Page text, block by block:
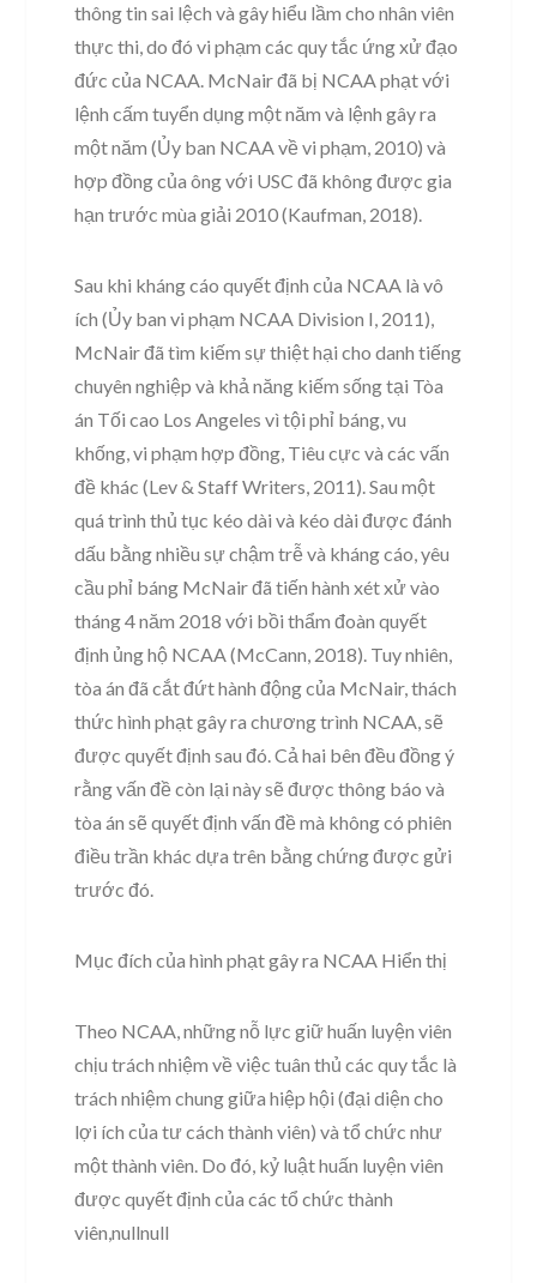
thông tin sai lệch và gây hiểu lầm cho nhân viên
thực thi, do đó vi phạm các quy tắc ứng xử đạo
đức của NCAA. McNair đã bị NCAA phạt với
lệnh cấm tuyển dụng một năm và lệnh gây ra
một năm (Ủy ban NCAA về vi phạm, 2010) và
hợp đồng của ông với USC đã không được gia
hạn trước mùa giải 2010 (Kaufman, 2018).
Sau khi kháng cáo quyết định của NCAA là vô
ích (Ủy ban vi phạm NCAA Division I, 2011),
McNair đã tìm kiếm sự thiệt hại cho danh tiếng
chuyên nghiệp và khả năng kiếm sống tại Tòa
án Tối cao Los Angeles vì ​​tội phỉ báng, vu
khống, vi phạm hợp đồng, Tiêu cực và các vấn
đề khác (Lev & Staff Writers, 2011). Sau một
quá trình thủ tục kéo dài và kéo dài được đánh
dấu bằng nhiều sự chậm trễ và kháng cáo, yêu
cầu phỉ báng McNair đã tiến hành xét xử vào
tháng 4 năm 2018 với bồi thẩm đoàn quyết
định ủng hộ NCAA (McCann, 2018). Tuy nhiên,
tòa án đã cắt đứt hành động của McNair, thách
thức hình phạt gây ra chương trình NCAA, sẽ
được quyết định sau đó. Cả hai bên đều đồng ý
rằng vấn đề còn lại này sẽ được thông báo và
tòa án sẽ quyết định vấn đề mà không có phiên
điều trần khác dựa trên bằng chứng được gửi
trước đó.
Mục đích của hình phạt gây ra NCAA Hiển thị
Theo NCAA, những nỗ lực giữ huấn luyện viên
chịu trách nhiệm về việc tuân thủ các quy tắc là
trách nhiệm chung giữa hiệp hội (đại diện cho
lợi ích của tư cách thành viên) và tổ chức như
một thành viên. Do đó, kỷ luật huấn luyện viên
được quyết định của các tổ chức thành
viên,nullnull